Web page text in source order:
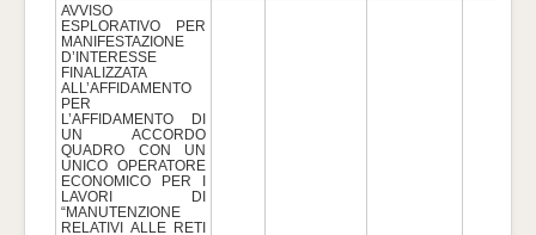
AVVISO
ESPLORATIVO PER
MANIFESTAZIONE
D’INTERESSE
FINALIZZATA
ALL’AFFIDAMENTO
PER
L’AFFIDAMENTO DI
UN ACCORDO
QUADRO CON UN
UNICO OPERATORE
ECONOMICO PER I
LAVORI DI
“MANUTENZIONE
RELATIVI ALLE RETI